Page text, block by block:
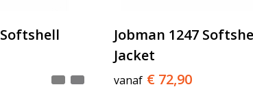
Jobman 1247
Jacket
vanaf € 72,90